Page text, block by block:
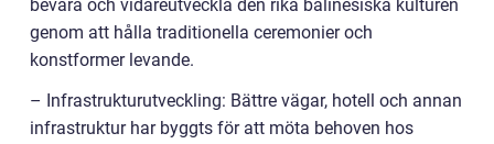
bevara och vidareutveckla den rika balinesiska kulturen
genom att hålla traditionella ceremonier och
konstformer levande.
– Infrastrukturutveckling: Bättre vägar, hotell och annan
infrastruktur har byggts för att möta behoven hos